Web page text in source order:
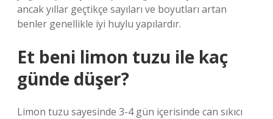
ancak yıllar geçtikçe sayıları ve boyutları artan
benler genellikle iyi huylu yapılardır.
Et beni limon tuzu ile kaç
günde düşer?
Limon tuzu sayesinde 3-4 gün içerisinde can sıkıcı